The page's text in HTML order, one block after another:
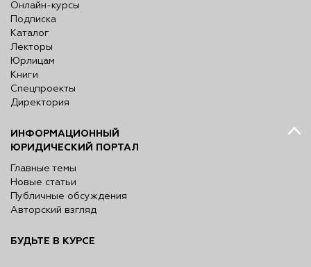
Онлайн-курсы
Подписка
Каталог
Лекторы
Юрлицам
Книги
Спецпроекты
Директория
ИНФОРМАЦИОННЫЙ
ЮРИДИЧЕСКИЙ ПОРТАЛ
Главные темы
Новые статьи
Публичные обсуждения
Авторский взгляд
БУДЬТЕ В КУРСЕ